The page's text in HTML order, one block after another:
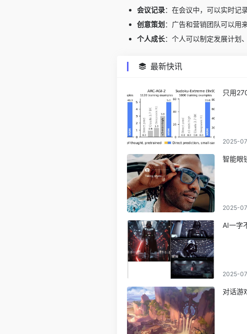
会议记录： 在会议中，可以实时记
创意策划 ： 广告和营销团队可以用
个人成长： 个人可以制定发展计划
最新快讯
只用
2025-
智能眼
2025-
AI一字
2025-
对话游